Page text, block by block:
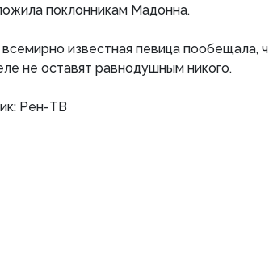
поклонникам Мадонна.
известная певица пообещала,
не оставят равнодушным никого.
Рен-ТВ